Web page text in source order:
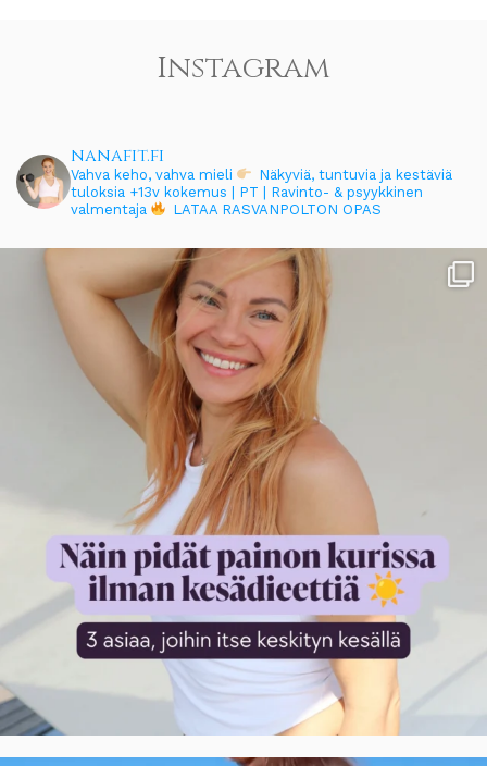
Instagram
nanafit.fi
Vahva keho, vahva mieli
Näkyviä, tuntuvia ja kestäviä
tuloksia +13v kokemus | PT | Ravinto- & psyykkinen
valmentaja
LATAA RASVANPOLTON OPAS